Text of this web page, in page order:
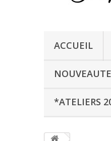
ACCUEIL
*ATELIERS